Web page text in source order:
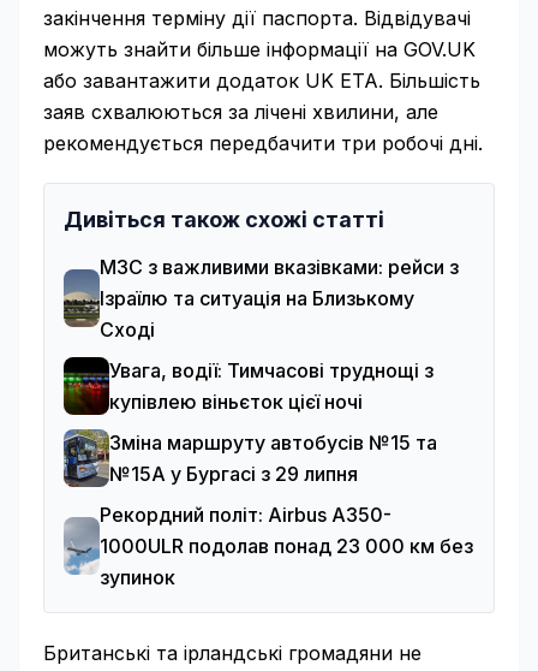
закінчення терміну дії паспорта. Відвідувачі
можуть знайти більше інформації на GOV.UK
або завантажити додаток UK ETA. Більшість
заяв схвалюються за лічені хвилини, але
рекомендується передбачити три робочі дні.
Дивіться також схожі статті
МЗС з важливими вказівками: рейси з
Ізраїлю та ситуація на Близькому
Сході
Увага, водії: Тимчасові труднощі з
купівлею віньєток цієї ночі
Зміна маршруту автобусів №15 та
№15А у Бургасі з 29 липня
Рекордний політ: Airbus A350-
1000ULR подолав понад 23 000 км без
зупинок
Британські та ірландські громадяни не